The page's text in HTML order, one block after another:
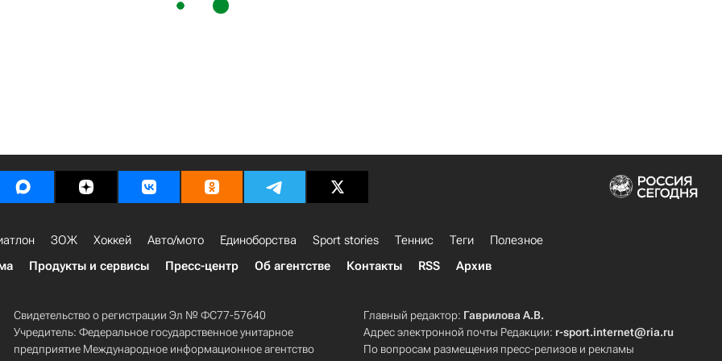
ЗОЖ Хоккей Авто/мото Единоборства Sport stories Теннис Теги
Полезное
Продукты и сервисы Пресс-центр Об агентстве Контакты RSS Архив
Свидетельство о регистрации Эл № ФС77-57640
Учредитель: Федеральное государственное унитарное
предприятие Международное информационное агентство
Главный редактор: Гаврилова А.В.
Адрес электронной почты Редакции: r-sport.internet@ria.ru
По вопросам размещения пресс-релизов и рекламы